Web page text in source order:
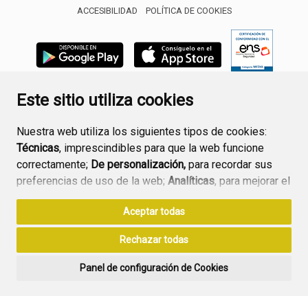
Este sitio utiliza cookies
Nuestra web utiliza los siguientes tipos de cookies:
Técnicas, imprescindibles para que la web funcione
correctamente; De personalización, para recordar sus
preferencias de uso de la web; Analíticas, para mejorar el
funcionamiento de la web y sus servicios.
Si acepta pulsando el botón“Aceptar todas”
consideramos que acepta su uso. Si pulsa el botón
ninguna acción, se guardarán las cookies técnicas
Aceptar todas
Rechazar todas
Panel de configuración de Cookies
ACCESIBILIDAD
POLÍTICA DE COOKIES